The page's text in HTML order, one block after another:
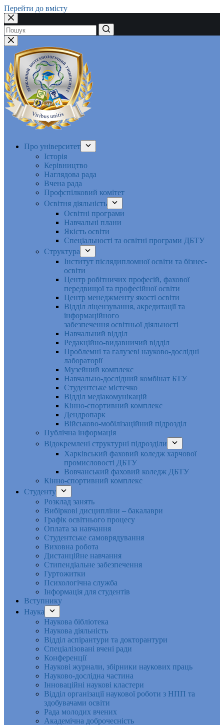
Перейти до вмісту
Немає
результатів
Про університет
Історія
Керівництво
Наглядова рада
Вчена рада
Профспілковий комітет
Освітня діяльність
Освітні програми
Навчальні плани
Якість освіти
Спеціальності та освітні програми ДБТУ
Структура
Інститут післядипломної освіти та бізнес-
освіти
Центр робітничих професій, фахової
передвищої та професійної освіти
Центр менеджменту якості освіти
Відділ ліцензування, акредитації та
інформаційного
забезпечення освітньої діяльності
Навчальний відділ
Редакційно-видавничий відділ
Проблемні та галузеві науково-дослідні
лабораторії
Музейний комплекс
Навчально-дослідний комбінат БТУ
Студентське містечко
Відділ медіакомунікацій
Кінно-спортивний комплекс
Дендропарк
Військово-мобілізаційний підрозділ
Публічна інформація
Відокремлені структурні підрозділи
Харківський фаховий коледж харчової
промисловості ДБТУ
Вовчанський фаховий коледж ДБТУ
Кінно-спортивний комплекс
Студенту
Розклад занять
Вибіркові дисципліни – бакалаври
Графік освітнього процесу
Оплата за навчання
Студентське самоврядування
Виховна робота
Дистанційне навчання
Стипендіальне забезпечення
Гуртожитки
Психологічна служба
Інформація для студентів
Вступнику
Наука
Наукова бібліотека
Наукова діяльність
Відділ аспірантури та докторантури
Спеціалізовані вчені ради
Конференції
Наукові журнали, збірники наукових праць
Науково-дослідна частина
Інноваційні наукові кластери
Відділ організації наукової роботи з НПП та
здобувачами освіти
Рада молодих вчених
Академічна доброчесність